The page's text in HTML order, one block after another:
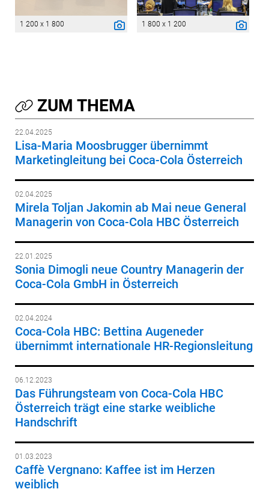
1 200 x 1 800 1 800 x 1 200
ZUM THEMA
22.04.2025
Lisa-Maria Moosbrugger übernimmt
Marketingleitung bei Coca-Cola Österreich
02.04.2025
Mirela Toljan Jakomin ab Mai neue General
Managerin von Coca-Cola HBC Österreich
22.01.2025
Sonia Dimogli neue Country Managerin der
Coca-Cola GmbH in Österreich
02.04.2024
Coca-Cola HBC: Bettina Augeneder
übernimmt internationale HR-Regionsleitung
06.12.2023
Das Führungsteam von Coca-Cola HBC
Österreich trägt eine starke weibliche
Handschrift
01.03.2023
Caffè Vergnano: Kaffee ist im Herzen
weiblich